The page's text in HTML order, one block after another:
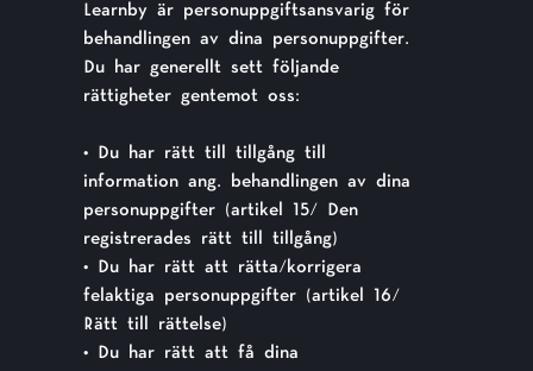
Learnby är personuppgiftsansvarig för
behandlingen av dina personuppgifter.
Du har generellt sett följande
rättigheter gentemot oss:
• Du har rätt till tillgång till
information ang. behandlingen av dina
personuppgifter (artikel 15/ Den
registrerades rätt till tillgång)
• Du har rätt att rätta/korrigera
felaktiga personuppgifter (artikel 16/
Rätt till rättelse)
• Du har rätt att få dina